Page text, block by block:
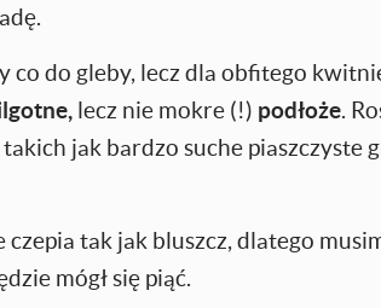
do gleby, lecz dla obfitego
lecz nie mokre (!) podłoże.
jak bardzo suche piaszczyste
czepia tak jak bluszcz, dlatego
mógł się piąć.